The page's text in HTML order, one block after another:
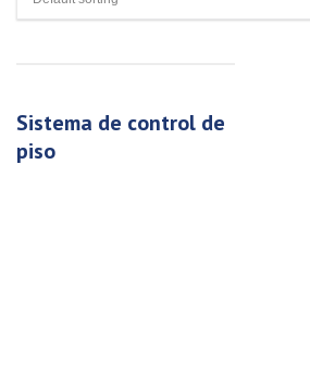
sistema de control de
piso